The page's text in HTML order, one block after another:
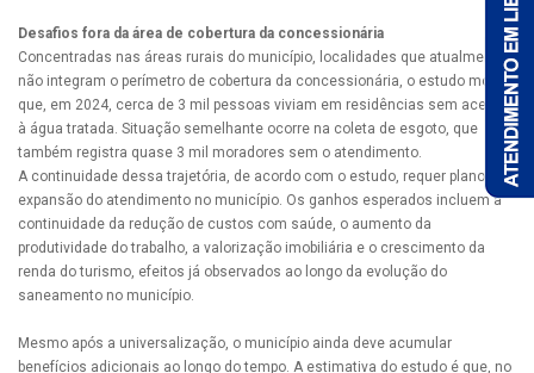
Desafios fora da área de cobertura da concessionária
Concentradas nas áreas rurais do município, localidades que atualmente
não integram o perímetro de cobertura da concessionária, o estudo mostra
que, em 2024, cerca de 3 mil pessoas viviam em residências sem acesso
à água tratada. Situação semelhante ocorre na coleta de esgoto, que
também registra quase 3 mil moradores sem o atendimento.
A continuidade dessa trajetória, de acordo com o estudo, requer planos de
expansão do atendimento no município. Os ganhos esperados incluem a
continuidade da redução de custos com saúde, o aumento da
produtividade do trabalho, a valorização imobiliária e o crescimento da
renda do turismo, efeitos já observados ao longo da evolução do
saneamento no município.
Mesmo após a universalização, o município ainda deve acumular
benefícios adicionais ao longo do tempo. A estimativa do estudo é que, no